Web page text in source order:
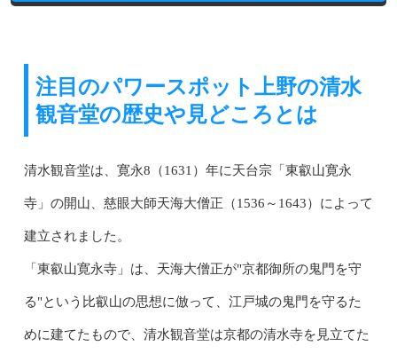
注目のパワースポット上野の清水
観音堂の歴史や見どころとは
清水観音堂は、寛永8（1631）年に天台宗「東叡山寛永
寺」の開山、慈眼大師天海大僧正（1536～1643）によって
建立されました。
「東叡山寛永寺」は、天海大僧正が"京都御所の鬼門を守
る"という比叡山の思想に倣って、江戸城の鬼門を守るた
めに建てたもので、清水観音堂は京都の清水寺を見立てた